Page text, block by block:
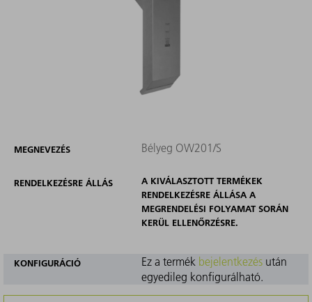
MEGNEVEZÉS Bélyeg OW201/S
RENDELKEZÉSRE ÁLLÁS
A KIVÁLASZTOTT TERMÉKEK
RENDELKEZÉSRE ÁLLÁSA A
MEGRENDELÉSI FOLYAMAT SORÁN
KERÜL ELLENŐRZÉSRE.
KONFIGURÁCIÓ Ez a termék bejelentkezésután
egyedileg konfigurálható.